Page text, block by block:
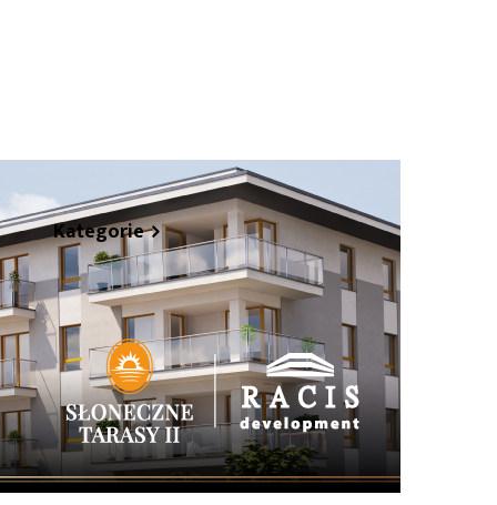
Kategorie
Z życia miasta
Sport
Kultura
Wiadomości z regionu